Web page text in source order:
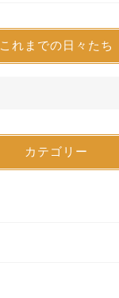
これまでの日々たち
カテゴリー